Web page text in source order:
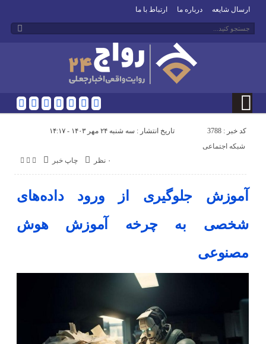
ارسال شایعه درباره ما ارتباط با ما
کد خبر : 3788 تاریخ انتشار : سه شنبه ۲۴ مهر ۱۴۰۳ - ۱۴:۱۷
چاپ خبر ۰ نظر
شبکه اجتماعی
آموزش جلوگیری از ورود داده‌های
شخصی به چرخه آموزش هوش
مصنوعی